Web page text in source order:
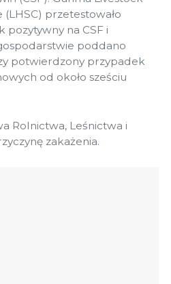
przetestowało
pozytywny na CSF i
poddano
potwierdzony przypadek
od około sześciu
Rolnictwa, Leśnictwa i
zakażenia.